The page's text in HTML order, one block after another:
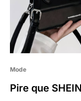
Mode
Pire que